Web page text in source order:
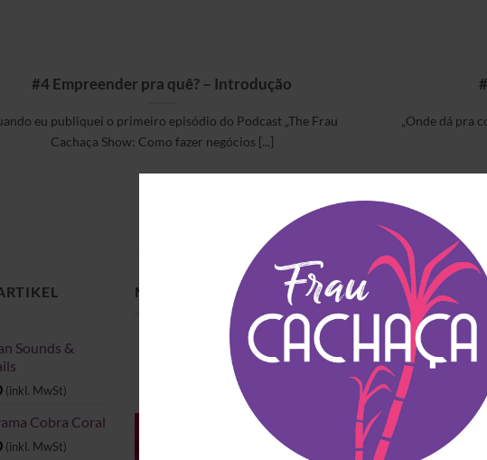
#4 Empreender pra quê? – Introdução
eu publiquei o primeiro episódio do Podcast „The Frau
Cachaça Show: Como fazer negócios [...]
„Onde dá pra
Sounds &
(inkl. MwSt)
Cobra Coral
(inkl. MwSt)
MEISTVERKAUFTE ARTIKEL
Blauer Frizzante
Principe
14.90
Copo Americano Serie
6.00Preisspanne:
Guia
64.90